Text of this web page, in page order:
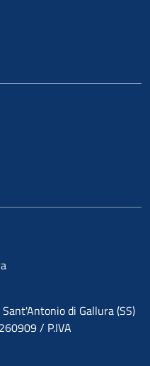
di Gallura (SS)
/ P.IVA